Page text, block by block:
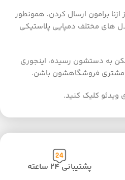
ازنا برامون ارسال کردن، همونطور
های مختلف دمپایی پلاستیکی
به دستشون رسیده، اینجوری
مشتری فروشگاهشون باشن.
ویدئو کلیک کنید.
پشتیبانی ۲۴ ساعته